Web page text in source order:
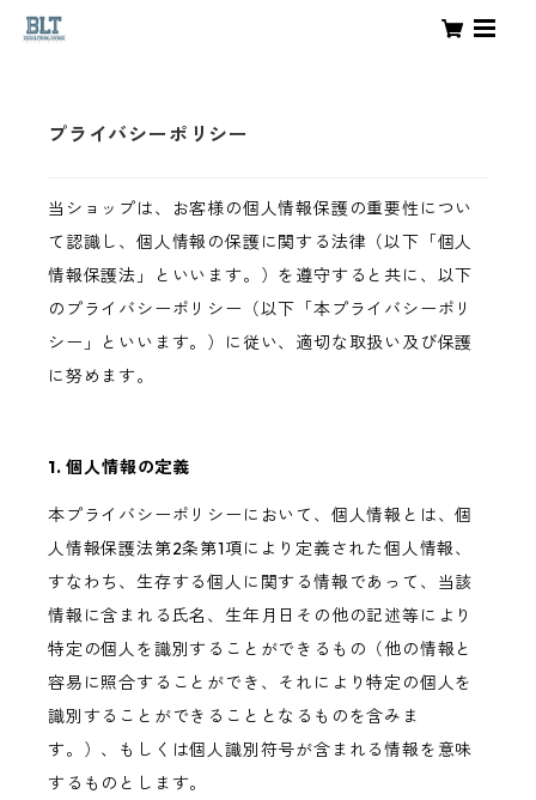
プライバシーポリシー
当ショップは、お客様の個人情報保護の重要性につい
て認識し、個人情報の保護に関する法律（以下「個人
情報保護法」といいます。）を遵守すると共に、以下
のプライバシーポリシー（以下「本プライバシーポリ
シー」といいます。）に従い、適切な取扱い及び保護
に努めます。
1. 個人情報の定義
本プライバシーポリシーにおいて、個人情報とは、個
人情報保護法第2条第1項により定義された個人情報、
すなわち、生存する個人に関する情報であって、当該
情報に含まれる氏名、生年月日その他の記述等により
特定の個人を識別することができるもの（他の情報と
容易に照合することができ、それにより特定の個人を
識別することができることとなるものを含みま
す。）、もしくは個人識別符号が含まれる情報を意味
するものとします。